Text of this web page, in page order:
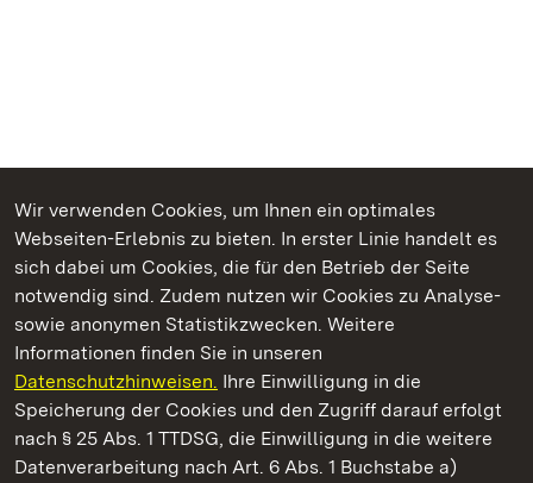
Wir verwenden Cookies, um Ihnen ein optimales
Webseiten-Erlebnis zu bieten. In erster Linie handelt es
sich dabei um Cookies, die für den Betrieb der Seite
notwendig sind. Zudem nutzen wir Cookies zu Analyse-
sowie anonymen Statistikzwecken. Weitere
Informationen finden Sie in unseren
Datenschutzhinweisen. Ihre Einwilligung in die
Speicherung der Cookies und den Zugriff darauf erfolgt
nach § 25 Abs. 1 TTDSG, die Einwilligung in die weitere
Datenverarbeitung nach Art. 6 Abs. 1 Buchstabe a)
Kommen. Staunen. Genießen.
Staatliche Schlösser und Gärten Baden‑Württemberg
Staatliche Schlösser und Gärten Baden-Württemberg